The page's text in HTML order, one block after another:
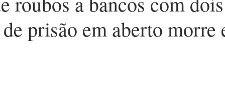
prisão em aberto morre